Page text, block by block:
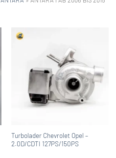
Turbolader Chevrolet Opel –
2.0D/CDTI 127PS/150PS